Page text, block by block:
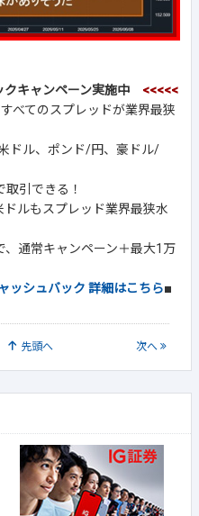
キャンペーン実施中 <<<<<
べてのスプレッドが業界最狭
ドル、ポンド/円、豪ドル/
引できる！
ルもスプレッド業界最狭水
通常キャンペーン＋最大1万
ッシュバック 詳細はこちら■
先頭へ 次へ